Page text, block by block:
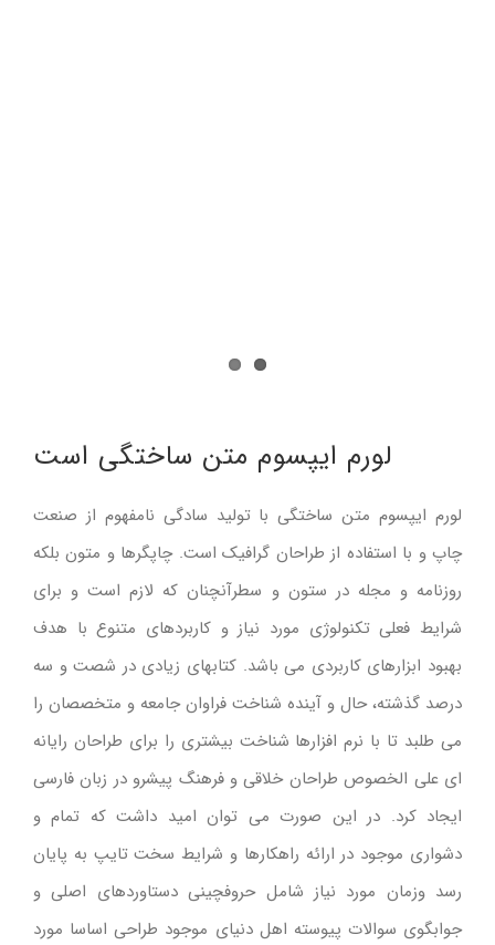
لورم ایپسوم متن ساختگی است
لورم ایپسوم متن ساختگی با تولید سادگی نامفهوم از صنعت
چاپ و با استفاده از طراحان گرافیک است. چاپگرها و متون بلکه
روزنامه و مجله در ستون و سطرآنچنان که لازم است و برای
شرایط فعلی تکنولوژی مورد نیاز و کاربردهای متنوع با هدف
بهبود ابزارهای کاربردی می باشد. کتابهای زیادی در شصت و سه
درصد گذشته، حال و آینده شناخت فراوان جامعه و متخصصان را
می طلبد تا با نرم افزارها شناخت بیشتری را برای طراحان رایانه
ای علی الخصوص طراحان خلاقی و فرهنگ پیشرو در زبان فارسی
ایجاد کرد. در این صورت می توان امید داشت که تمام و
دشواری موجود در ارائه راهکارها و شرایط سخت تایپ به پایان
رسد وزمان مورد نیاز شامل حروفچینی دستاوردهای اصلی و
جوابگوی سوالات پیوسته اهل دنیای موجود طراحی اساسا مورد